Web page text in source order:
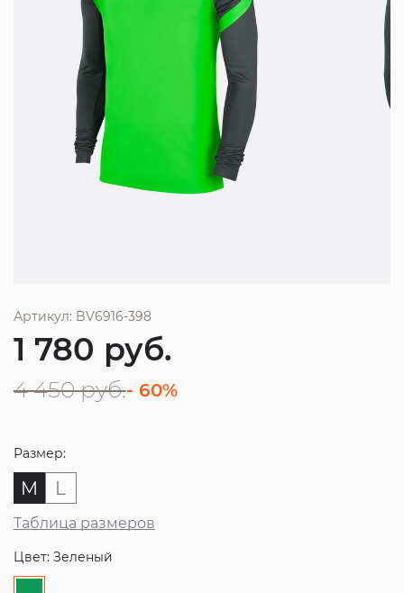
Артикул: BV6916-398
1 780 руб.
4 450 руб.- 60%
Размер:
M L
Таблица размеров
Цвет: Зеленый